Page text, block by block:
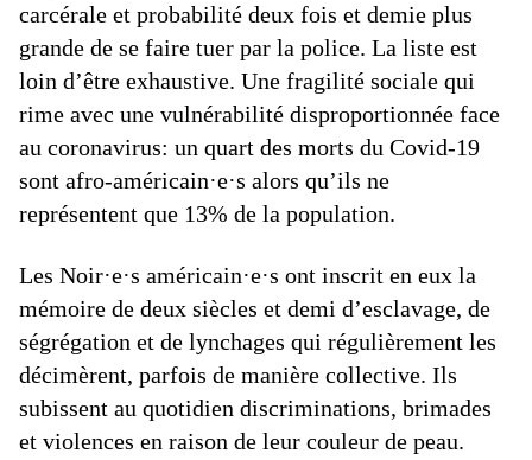
carcérale et probabilité deux fois et demie plus
grande de se faire tuer par la police. La liste est
loin d’être exhaustive. Une fragilité sociale qui
rime avec une vulnérabilité disproportionnée face
au coronavirus: un quart des morts du Covid-19
sont afro-américain·e·s alors qu’ils ne
représentent que 13% de la population.
Les Noir·e·s américain·e·s ont inscrit en eux la
mémoire de deux siècles et demi d’esclavage, de
ségrégation et de lynchages qui régulièrement les
décimèrent, parfois de manière collective. Ils
subissent au quotidien discriminations, brimades
et violences en raison de leur couleur de peau.